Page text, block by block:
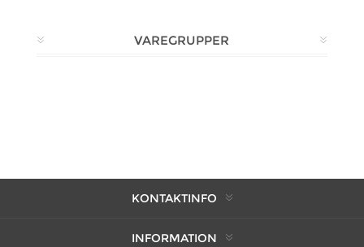
VAREGRUPPER
KONTAKTINFO
INFORMATION